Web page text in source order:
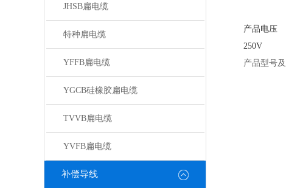
JHSB扁电缆
特种扁电缆
YFFB扁电缆
YGCB硅橡胶扁电缆
TVVB扁电缆
YVFB扁电缆
补偿导线
产品电压
250V
产品型号